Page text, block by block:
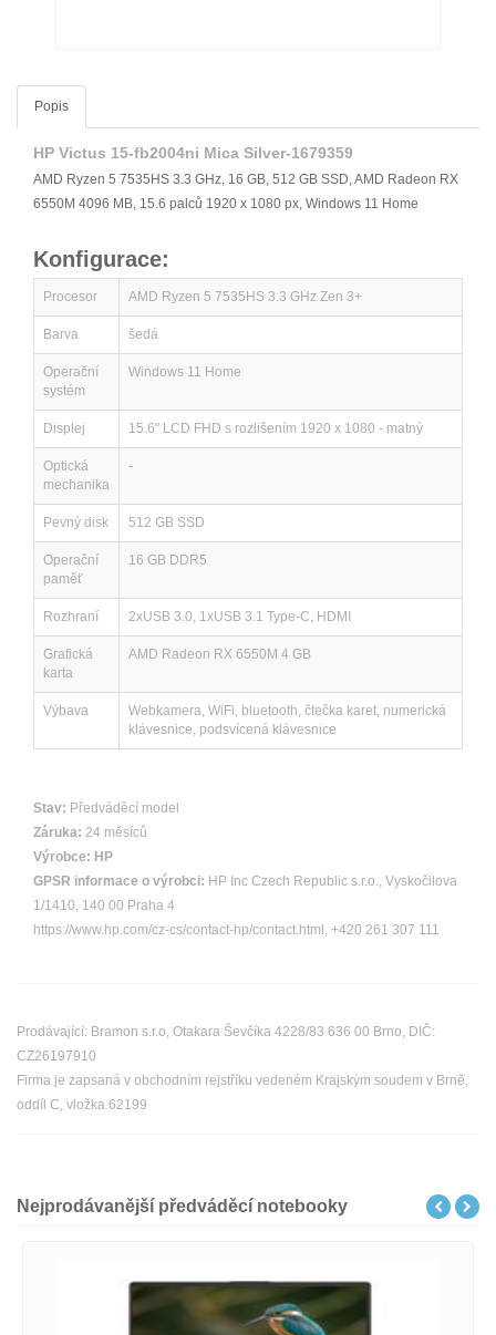
Popis
HP Victus 15-fb2004ni Mica Silver-1679359
AMD Ryzen 5 7535HS 3.3 GHz, 16 GB, 512 GB SSD, AMD Radeon RX
6550M 4096 MB, 15.6 palců 1920 x 1080 px, Windows 11 Home
Konfigurace:
Procesor AMD Ryzen 5 7535HS 3.3 GHz Zen 3+
Barva šedá
Operační
systém
Windows 11 Home
Displej 15.6" LCD FHD s rozlišením 1920 x 1080 - matný
Optická
mechanika
-
Pevný disk 512 GB SSD
Operační
paměť
16 GB DDR5
Rozhraní 2xUSB 3.0, 1xUSB 3.1 Type-C, HDMI
Grafická
karta
AMD Radeon RX 6550M 4 GB
Výbava
Webkamera, WiFi, bluetooth, čtečka karet, numerická
klávesnice, podsvícená klávesnice
Stav: Předváděcí model
Záruka: 24 měsíců
Výrobce: HP
GPSR informace o výrobci: HP Inc Czech Republic s.r.o., Vyskočilova
1/1410, 140 00 Praha 4
https://www.hp.com/cz-cs/contact-hp/contact.html, +420 261 307 111
Prodávající: Bramon s.r.o, Otakara Ševčíka 4228/83 636 00 Brno, DIČ:
CZ26197910
Firma je zapsaná v obchodním rejstříku vedeném Krajským soudem v Brně,
oddíl C, vložka 62199
Nejprodávanější předváděcí notebooky